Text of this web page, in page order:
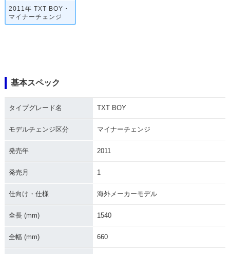
2011年 TXT BOY・
マイナーチェンジ
基本スペック
タイプグレード名 TXT BOY
モデルチェンジ区分 マイナーチェンジ
発売年 2011
発売月 1
仕向け・仕様 海外メーカーモデル
全長 (mm) 1540
全幅 (mm) 660